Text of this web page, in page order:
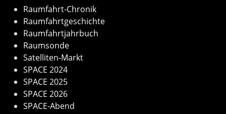
Raumfahrt-Chronik
Raumfahrtgeschichte
Raumfahrtjahrbuch
Raumsonde
Satelliten-Markt
SPACE 2024
SPACE 2025
SPACE 2026
SPACE-Abend